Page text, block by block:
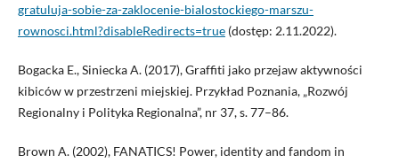
gratuluja-sobie-za-zaklocenie-bialostockiego-marszu-
rownosci.html?disableRedirects=true(dostęp: 2.11.2022).
Bogacka E., Siniecka A. (2017), Graffiti jako przejaw aktywności
kibiców w przestrzeni miejskiej. Przykład Poznania, „Rozwój
Regionalny i Polityka Regionalna”, nr 37, s. 77–86.
Brown A. (2002), FANATICS! Power, identity and fandom in